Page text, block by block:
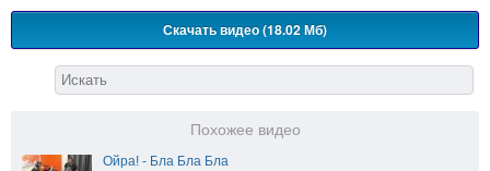
Скачать видео (18.02 Мб)
Похожее видео
Ойра! - Бла Бла Бла